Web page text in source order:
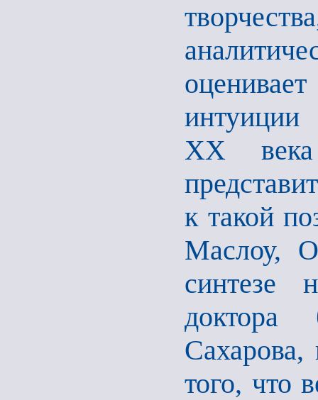
ХХ
к такой
Маслоу,
синтезе
Сахарова,
того, что